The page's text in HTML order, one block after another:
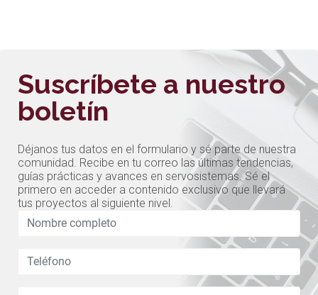
Suscríbete a nuestro
boletín
Déjanos tus datos en el formulario y sé parte de nuestra
comunidad. Recibe en tu correo las últimas tendencias,
guías prácticas y avances en servosistemas. Sé el
primero en acceder a contenido exclusivo que llevará
tus proyectos al siguiente nivel.
Leave
blank